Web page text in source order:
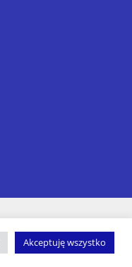
Akceptuję wszystko